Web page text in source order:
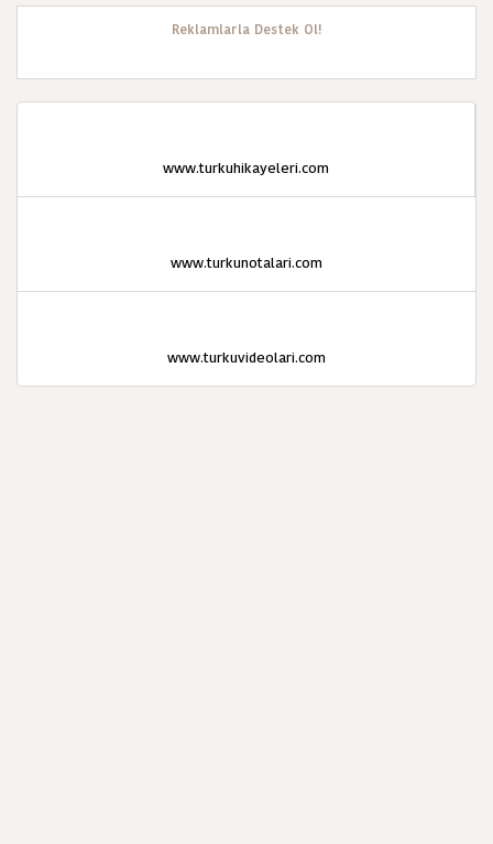
Reklamlarla Destek Ol!
www.turkuhikayeleri.com
www.turkunotalari.com
www.turkuvideolari.com